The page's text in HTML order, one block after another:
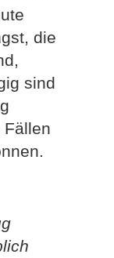
die
sind
Fällen